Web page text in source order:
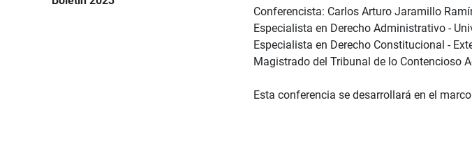
Conferencista: Carlos Arturo Jaramillo
Especialista en Derecho Administrativo -
Especialista en Derecho Constitucional -
Magistrado del Tribunal de lo Contencioso
Esta conferencia se desarrollará en el